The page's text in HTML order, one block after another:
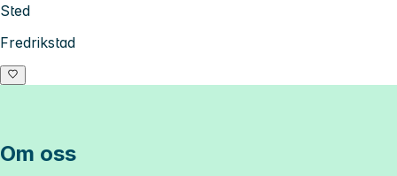
Sted
Fredrikstad
Om oss